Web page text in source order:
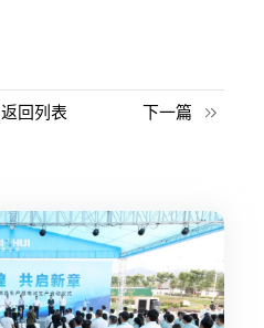
返回列表 下一篇